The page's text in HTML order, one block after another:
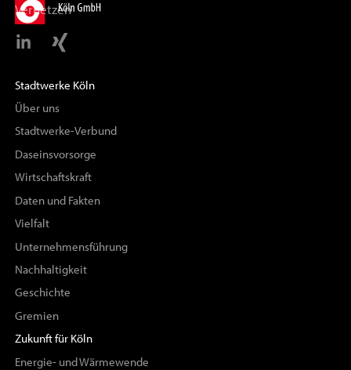
Vernetzen
Stadtwerke Köln
Über uns
Stadtwerke-Verbund
Daseinsvorsorge
Wirtschaftskraft
Daten und Fakten
Vielfalt
Unternehmensführung
Nachhaltigkeit
Geschichte
Gremien
Zukunft für Köln
Energie- und Wärmewende